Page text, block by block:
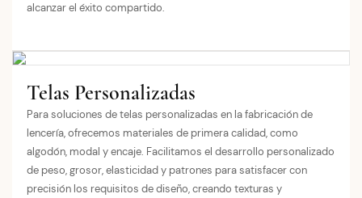
alcanzar el éxito compartido.
Telas Personalizadas
Para soluciones de telas personalizadas en la fabricación de
lencería, ofrecemos materiales de primera calidad, como
algodón, modal y encaje. Facilitamos el desarrollo personalizado
de peso, grosor, elasticidad y patrones para satisfacer con
precisión los requisitos de diseño, creando texturas y